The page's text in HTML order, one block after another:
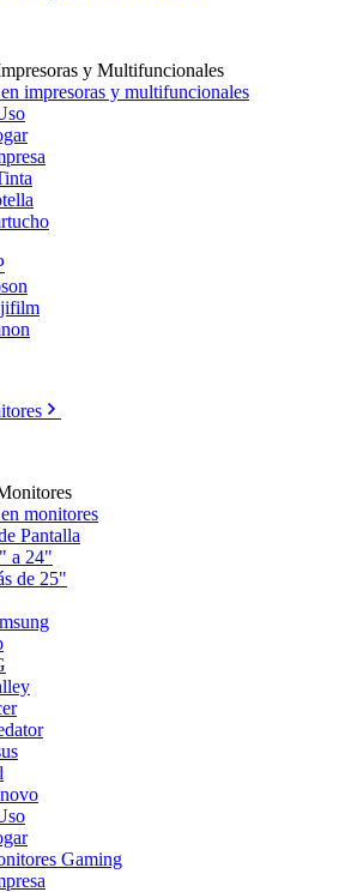
y Multifuncionales
impresoras y multifuncionales
monitores
Pantalla
a 24"
de 25"
Gaming